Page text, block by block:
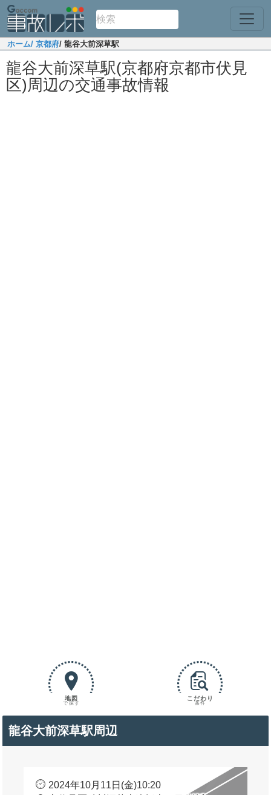
ホーム/ 京都府/ 龍谷大前深草駅
龍谷大前深草駅(京都府京都市伏見
区)周辺の交通事故情報
地図
で探す
こだわり
条件
龍谷大前深草駅周辺
2024年10月11日(金)10:20